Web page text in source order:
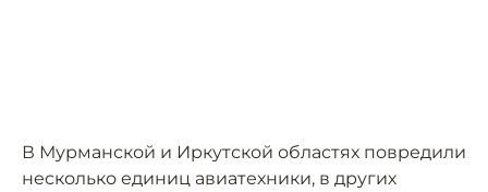
В Мурманской и Иркутской областях повредили
несколько единиц авиатехники, в других